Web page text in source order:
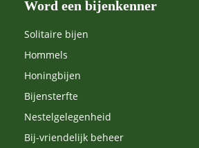
Word een bijenkenner
Solitaire bijen
Hommels
Honingbijen
Bijensterfte
Nestelgelegenheid
Bij-vriendelijk beheer